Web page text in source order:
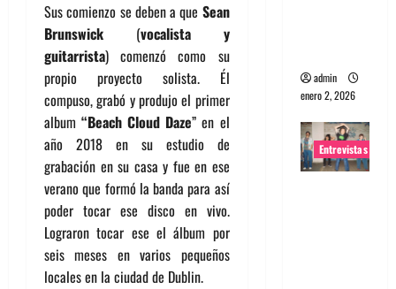
Sus comienzo se deben a que Sean
Brunswick (vocalista y
guitarrista) comenzó como su
propio proyecto solista. Él
compuso, grabó y produjo el primer
album“Beach Cloud Daze” en el
año 2018 en su estudio de
grabación en su casa y fue en ese
verano que formó la banda para así
poder tocar ese disco en vivo.
Lograron tocar ese el álbum por
seis meses en varios pequeños
locales en la ciudad de Dublin.
admin
enero 2, 2026
Entrevistas